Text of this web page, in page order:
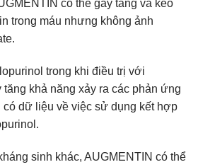
có thể gây tăng và kéo
trong máu nhưng không ảnh
trong khi điều trị với
khả năng xảy ra các phản ứng
có dữ liệu về việc sử dụng kết hợp
sinh khác, AUGMENTIN có thể